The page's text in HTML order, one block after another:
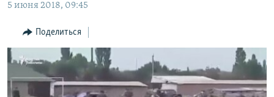
ЎЗБЕКЧА
ТОҶИКӢ
TÜRKMENÇE
Все сайты РСЕ/РС
5 июня 2018, 09:45
Поделиться